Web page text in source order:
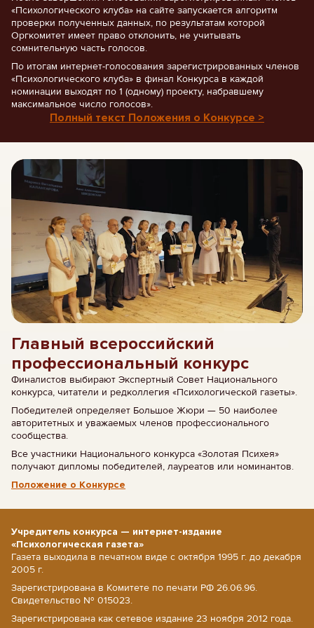
«Психологического клуба» на сайте запускается алгоритм
проверки полученных данных, по результатам которой
Оргкомитет имеет право отклонить, не учитывать
сомнительную часть голосов.
По итогам интернет-голосования зарегистрированных членов
«Психологического клуба» в финал Конкурса в каждой
номинации выходят по 1 (одному) проекту, набравшему
максимальное число голосов».
Полный текст Положения о Конкурсе >
Главный всероссийский
профессиональный конкурс
Финалистов выбирают Экспертный Совет Национального
конкурса, читатели и редколлегия «Психологической газеты».
Победителей определяет Большое Жюри — 50 наиболее
авторитетных и уважаемых членов профессионального
сообщества.
Все участники Национального конкурса «Золотая Психея»
получают дипломы победителей, лауреатов или номинантов.
Положение о Конкурсе
Учредитель конкурса — интернет-издание
«Психологическая газета»
Газета выходила в печатном виде с октября 1995 г. до декабря
2005 г.
Зарегистрирована в Комитете по печати РФ 26.06.96.
Свидетельство № 015023.
Зарегистрирована как сетевое издание 23 ноября 2012 года.